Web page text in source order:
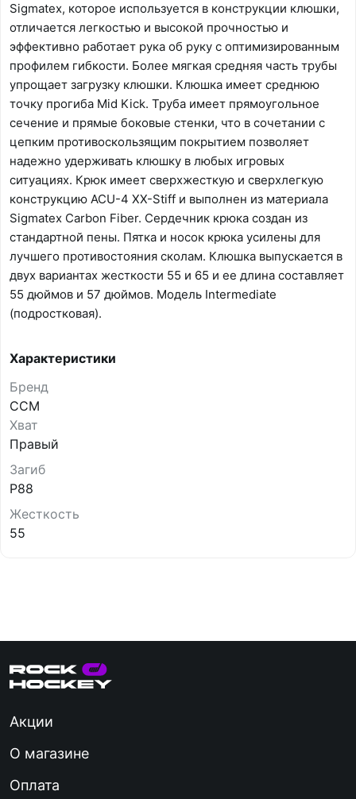
Sigmatex, которое используется в конструкции клюшки,
отличается легкостью и высокой прочностью и
эффективно работает рука об руку с оптимизированным
профилем гибкости. Более мягкая средняя часть трубы
упрощает загрузку клюшки. Клюшка имеет среднюю
точку прогиба Mid Kick. Труба имеет прямоугольное
сечение и прямые боковые стенки, что в сочетании с
цепким противоскользящим покрытием позволяет
надежно удерживать клюшку в любых игровых
ситуациях. Крюк имеет сверхжесткую и сверхлегкую
конструкцию ACU-4 XX-Stiff и выполнен из материала
Sigmatex Carbon Fiber. Сердечник крюка создан из
стандартной пены. Пятка и носок крюка усилены для
лучшего противостояния сколам. Клюшка выпускается в
двух вариантах жесткости 55 и 65 и ее длина составляет
55 дюймов и 57 дюймов. Модель Intermediate
(подростковая).
Характеристики
Бренд
CCM
Хват
Правый
Загиб
P88
Жесткость
55
Акции
О магазине
Оплата